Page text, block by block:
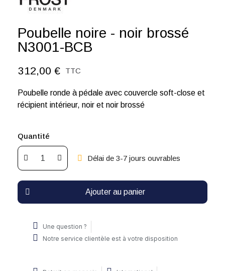
Poubelle noire - noir brossé
N3001-BCB
312,00 € TTC
Poubelle ronde à pédale avec couvercle soft-close et
récipient intérieur, noir et noir brossé
Quantité
Délai de 3-7 jours ouvrables
Ajouter au panier
Une question ?
Notre service clientèle est à votre disposition